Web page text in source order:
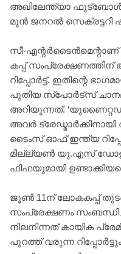
അഖിലേന്ത്യാ
മുൻ ജനറൽ സെക്രട്ടറി
സീ-
കപ്പ് സംപ്രേക്ഷണത്തിന്
റിപ്പോർട്ട്. ഇതിന്റെ
പുതിയ സ്‌പോർട്സ്
അറിയുന്നത്.
അവർ
ടൈംസ് ഓഫ് ഇന്ത്യ
മില്ല്യൺ യു.എസ്
ഫിഫയുമായി
ജൂൺ 11ന് ലോകകപ്പ്
സംപ്രേക്ഷണം
നിലനിന്നത് കായിക
പുറത്ത് വരുന്ന